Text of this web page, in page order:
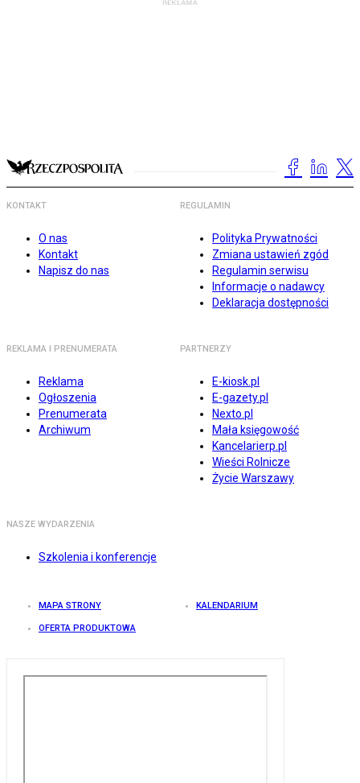
KONTAKT
O nas
Kontakt
Napisz do nas
REGULAMIN
Polityka Prywatności
Zmiana ustawień zgód
Regulamin serwisu
Informacje o nadawcy
Deklaracja dostępności
REKLAMA I PRENUMERATA
Reklama
Ogłoszenia
Prenumerata
Archiwum
PARTNERZY
E-kiosk.pl
E-gazety.pl
Nexto.pl
Mała księgowość
Kancelarierp.pl
Wieści Rolnicze
Życie Warszawy
NASZE WYDARZENIA
Szkolenia i konferencje
MAPA STRONY KALENDARIUM
OFERTA PRODUKTOWA